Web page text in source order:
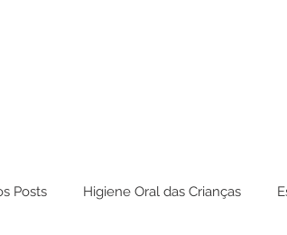
Posts Higiene Oral das Crianças